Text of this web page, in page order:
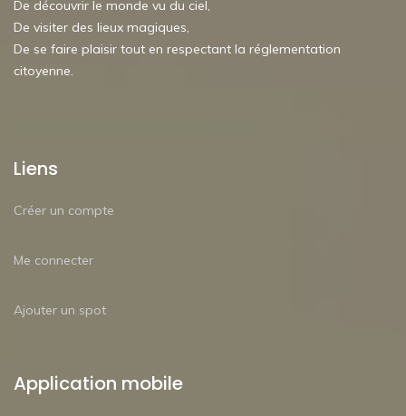
De découvrir le monde vu du ciel,
De visiter des lieux magiques,
De se faire plaisir tout en respectant la réglementation
citoyenne.
Liens
Créer un compte
Me connecter
Ajouter un spot
Application mobile